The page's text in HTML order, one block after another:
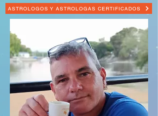
ASTROLOGOS Y ASTROLOGAS CERTIFICADOS